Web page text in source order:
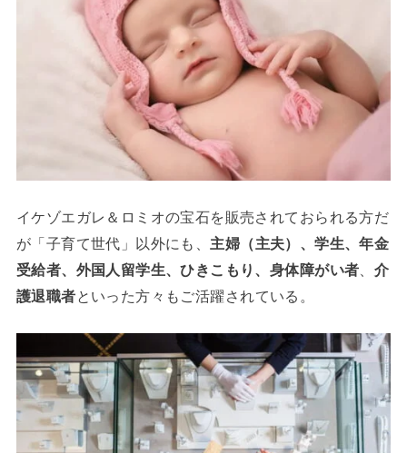
イケゾエガレ＆ロミオの宝石を販売されておられる方だ
が「子育て世代」以外にも、 主婦（主夫）、学生、年金
受給者、外国人留学生、ひきこもり、身体障がい者
介
護退職者といった方々もご活躍されている。